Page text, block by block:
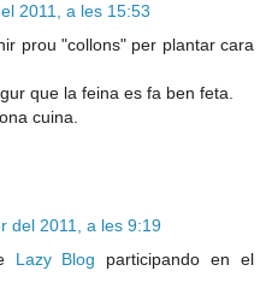
2011, a les 15:53
prou "collons" per plantar cara
que la feina es fa ben feta.
cuina.
del 2011, a les 9:19
Lazy Blog participando en el